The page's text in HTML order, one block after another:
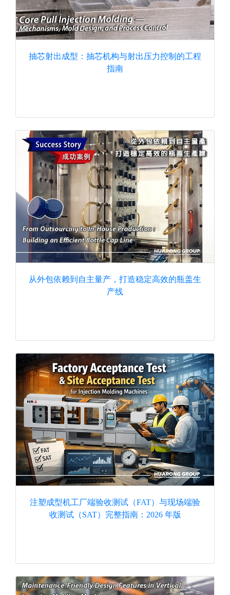
抽芯射出成型：抽芯机构与射出压力控制的工程
指南
从外包依赖到自主量产，打造稳定高效的瓶盖生
产线
注塑成型机工厂端验收测试（FAT）与现场端验
收测试（SAT）完整指南：2026 年版